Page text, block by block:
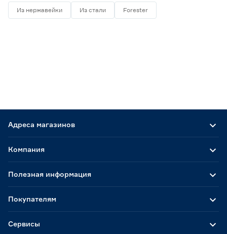
Из нержавейки Из стали Forester
Адреса магазинов
Компания
Полезная информация
Покупателям
Сервисы